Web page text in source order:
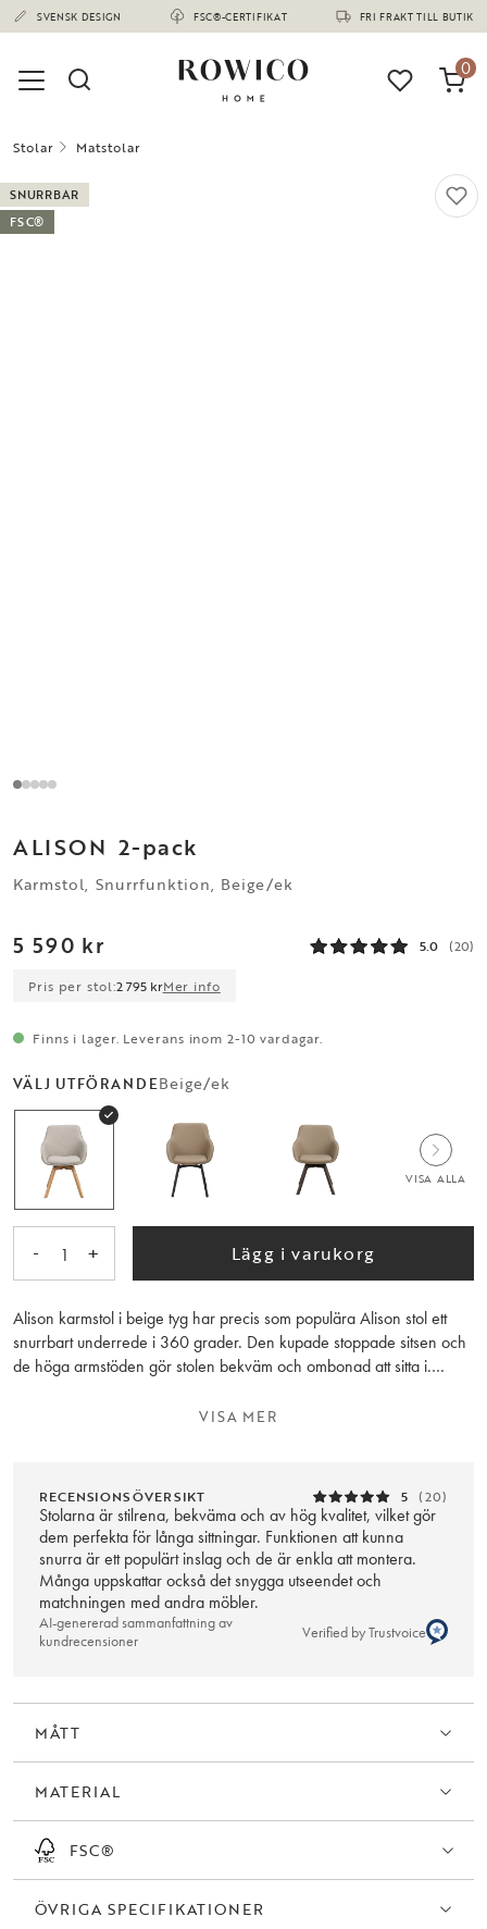
SVENSK DESIGN FSC®-CERTIFIKAT FRI FRAKT TILL BUTIK
(1673)
0
Stolar Matstolar
SNURRBAR
FSC®
ALISON 2-pack
Karmstol, Snurrfunktion, Beige/ek
5 590 kr 5.0 (20)
Pris per stol:2 795 krMer info
Finns i lager. Leverans inom 2-10 vardagar.
VÄLJ UTFÖRANDEBeige/ek
VISA ALLA
- 1 + Lägg i varukorg
Alison karmstol i beige tyg har precis som populära Alison stol ett
snurrbart underrede i 360 grader. Den kupade stoppade sitsen och
de höga armstöden gör stolen bekväm och ombonad att sitta i.
med andra trämöbler i hemmet. Träet inuti sitsen och det lackade
VISA MER
RECENSIONSÖVERSIKT 5 (20)
Stolarna är stilrena, bekväma och av hög kvalitet, vilket gör
dem perfekta för långa sittningar. Funktionen att kunna
snurra är ett populärt inslag och de är enkla att montera.
Många uppskattar också det snygga utseendet och
matchningen med andra möbler.
AI-genererad sammanfattning av
kundrecensioner
Verified by Trustvoice
MÅTT
MATERIAL
FSC®
ÖVRIGA SPECIFIKATIONER